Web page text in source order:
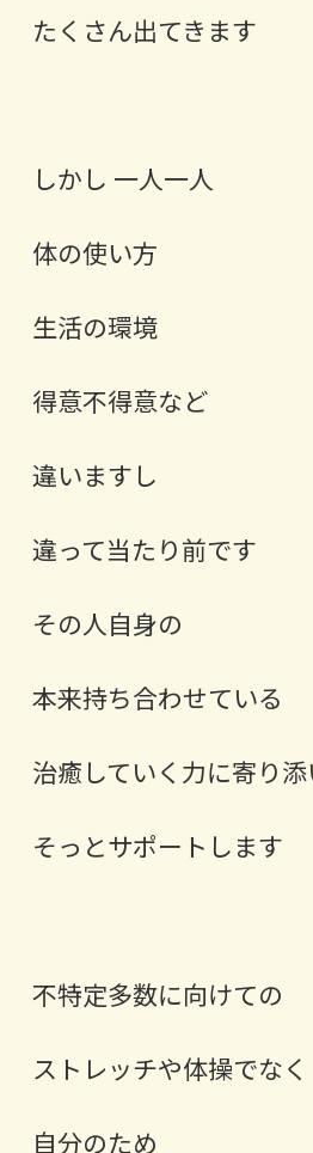
たくさん出てきます
⁡しかし 一人一人
体の使い方
生活の環境
得意不得意など
違いますし
違って当たり前です
その人自身の
本来持ち合わせている
治癒していく力に寄り添
そっとサポートします
⁡不特定多数に向けての
ストレッチや体操でなく
⁡自分のため